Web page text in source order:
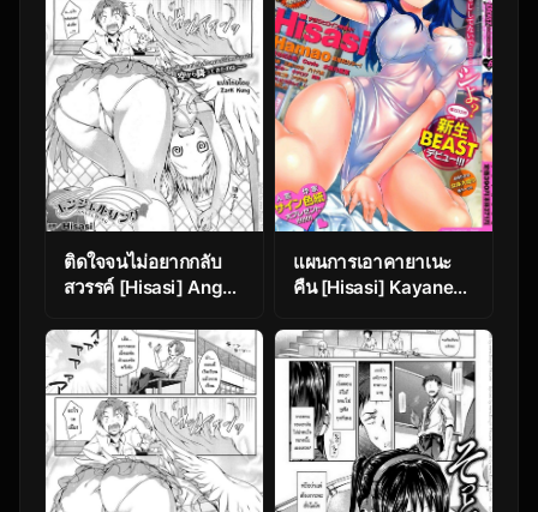
ติดใจจนไม่อยากกลับ
สวรรค์ [Hisasi] Angel
แผนการเอาคายาเนะ
คืน [Hisasi] Kayane
Strategy